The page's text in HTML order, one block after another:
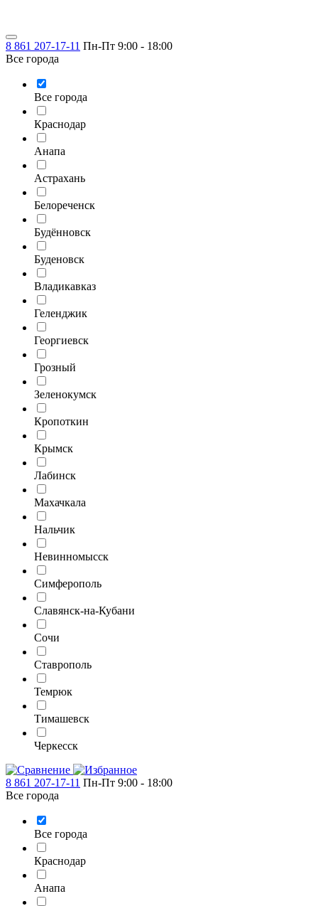
8 861 207-17-11 Пн-Пт 9:00 - 18:00
Все города
Все города
Краснодар
Анапа
Астрахань
Белореченск
Будённовск
Буденовск
Владикавказ
Геленджик
Георгиевск
Грозный
Зеленокумск
Кропоткин
Крымск
Лабинск
Махачкала
Нальчик
Невинномысск
Симферополь
Славянск-на-Кубани
Сочи
Ставрополь
Темрюк
Тимашевск
Черкесск
8 861 207-17-11 Пн-Пт 9:00 - 18:00
Все города
Все города
Краснодар
Анапа